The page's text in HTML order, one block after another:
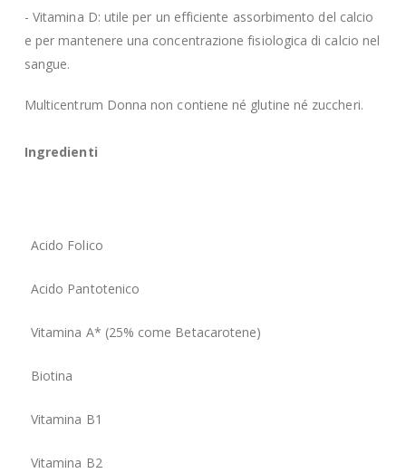
- Vitamina D: utile per un efficiente assorbimento del calcio
e per mantenere una concentrazione fisiologica di calcio nel
sangue.
Multicentrum Donna non contiene né glutine né zuccheri.
Ingredienti
Acido Folico
Acido Pantotenico
Vitamina A* (25% come Betacarotene)
Biotina
Vitamina B1
Vitamina B2